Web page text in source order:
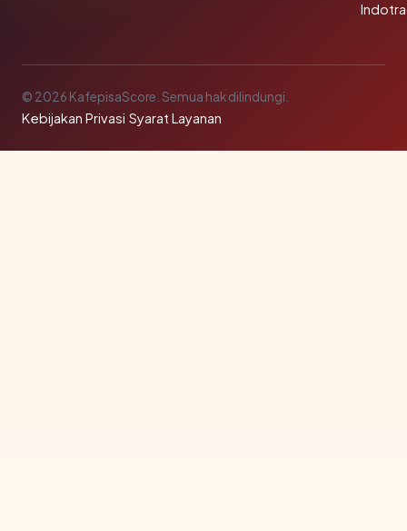
© 2026 KafepisaScore. Semua hak dilindungi.
Kebijakan Privasi·Syarat Layanan